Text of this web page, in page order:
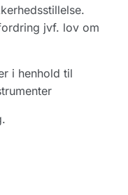
jvf. lov om
i henhold til